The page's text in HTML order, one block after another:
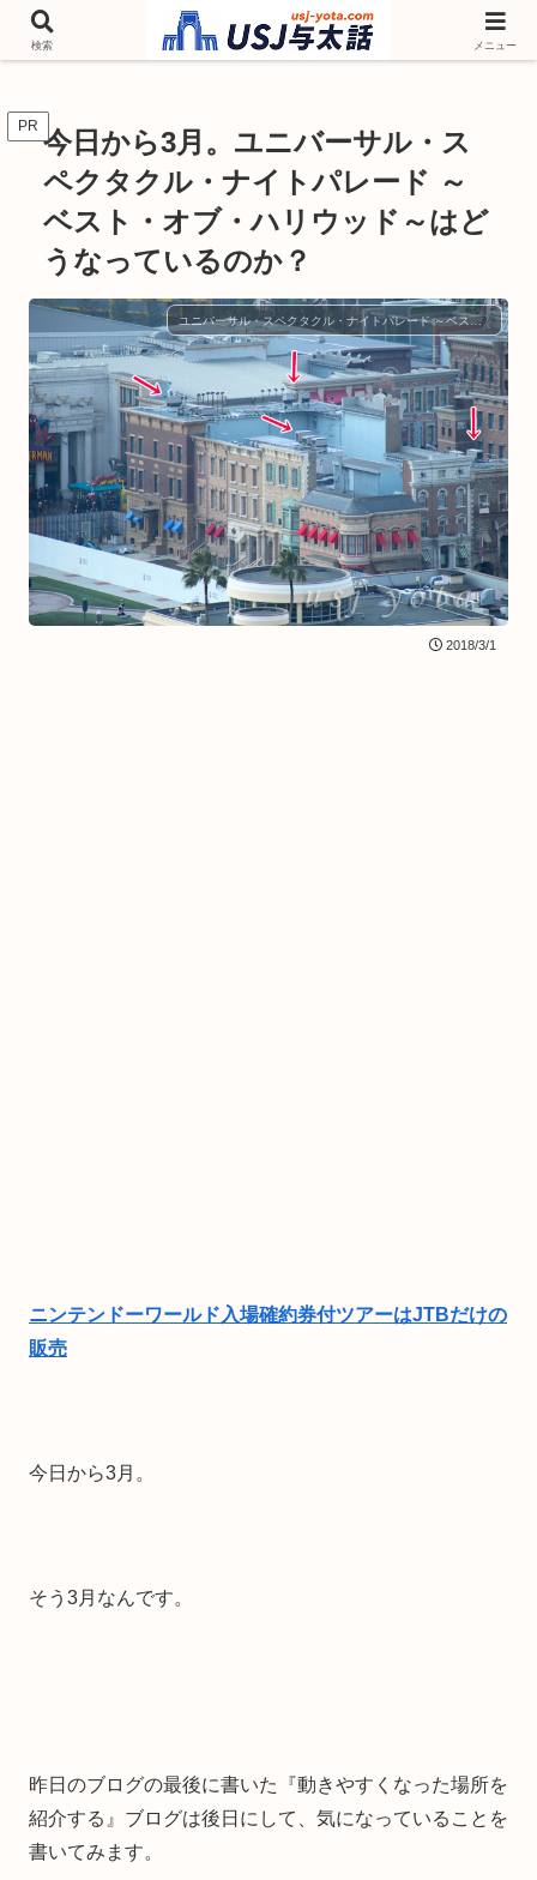
チケットやシーズンイベント ニンテンドーワールド アトラクションなどユニ
バを歩いて情報収集しています
PR 今日から3月。ユニバーサル・ス
ペクタクル・ナイトパレード ～
ベスト・オブ・ハリウッド～はど
うなっているのか？
ユニバーサル・スペクタクル・ナイトパレード ～ベスト・オブ・ハリウッド～
2018/3/1
ニンテンドーワールド入場確約券付ツアーはJTBだけの
販売
今日から3月。
そう3月なんです。
昨日のブログの最後に書いた『動きやすくなった場所を
紹介する』ブログは後日にして、気になっていることを
書いてみます。
検索 メニュー